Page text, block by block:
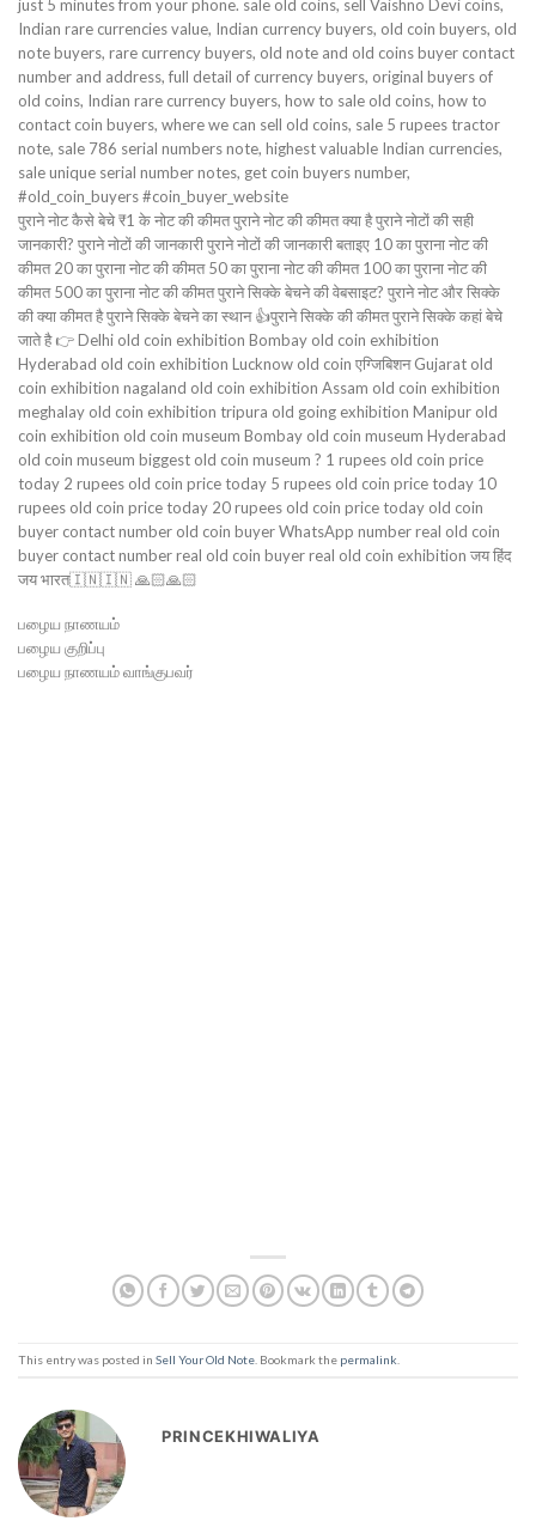
just 5 minutes from your phone. sale old coins, sell Vaishno Devi coins,
Indian rare currencies value, Indian currency buyers, old coin buyers, old
note buyers, rare currency buyers, old note and old coins buyer contact
number and address, full detail of currency buyers, original buyers of
old coins, Indian rare currency buyers, how to sale old coins, how to
contact coin buyers, where we can sell old coins, sale 5 rupees tractor
note, sale 786 serial numbers note, highest valuable Indian currencies,
sale unique serial number notes, get coin buyers number,
#old_coin_buyers #coin_buyer_website
पुराने नोट कैसे बेचे ₹1 के नोट की कीमत पुराने नोट की कीमत क्या है पुराने नोटों की सही
जानकारी? पुराने नोटों की जानकारी पुराने नोटों की जानकारी बताइए 10 का पुराना नोट की
कीमत 20 का पुराना नोट की कीमत 50 का पुराना नोट की कीमत 100 का पुराना नोट की
कीमत 500 का पुराना नोट की कीमत पुराने सिक्के बेचने की वेबसाइट? पुराने नोट और सिक्के
की क्या कीमत है पुराने सिक्के बेचने का स्थान 👍पुराने सिक्के की कीमत पुराने सिक्के कहां बेचे
जाते है 👉 Delhi old coin exhibition Bombay old coin exhibition
Hyderabad old coin exhibition Lucknow old coin एग्जिबिशन Gujarat old
coin exhibition nagaland old coin exhibition Assam old coin exhibition
meghalay old coin exhibition tripura old going exhibition Manipur old
coin exhibition old coin museum Bombay old coin museum Hyderabad
old coin museum biggest old coin museum ? 1 rupees old coin price
today 2 rupees old coin price today 5 rupees old coin price today 10
rupees old coin price today 20 rupees old coin price today old coin
buyer contact number old coin buyer WhatsApp number real old coin
buyer contact number real old coin buyer real old coin exhibition जय हिंद
जय भारत🇮🇳🇮🇳 🙏🏻🙏🏻
பழைய நாணயம்
பழைய குறிப்பு
பழைய நாணயம் வாங்குபவர்
This entry was posted in Sell Your Old Note . Bookmark the permalink
PRINCEKHIWALIYA